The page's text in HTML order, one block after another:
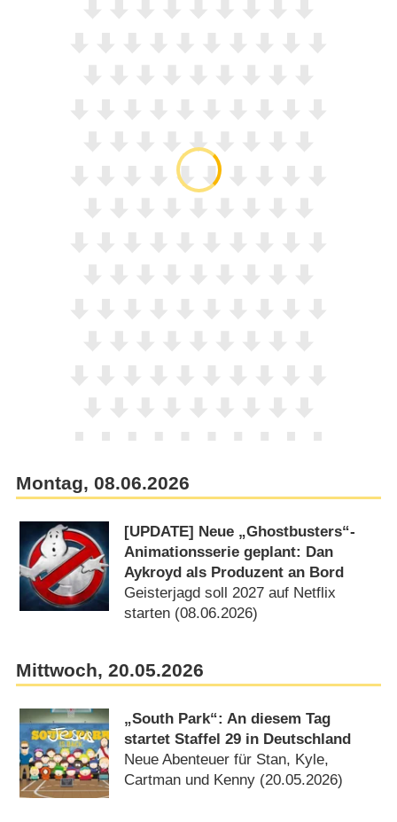
Montag, 08.06.2026
[UPDATE] Neue „Ghostbusters“-
Animationsserie geplant: Dan
Aykroyd als Produzent an Bord
Geisterjagd soll 2027 auf Netflix
starten (08.06.2026)
Mittwoch, 20.05.2026
„South Park“: An diesem Tag
startet Staffel 29 in Deutschland
Neue Abenteuer für Stan, Kyle,
Cartman und Kenny (20.05.2026)